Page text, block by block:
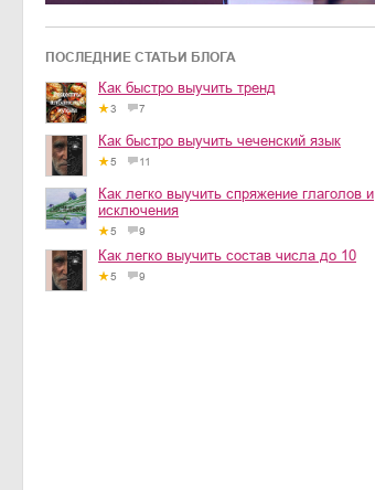
ПОСЛЕДНИЕ СТАТЬИ БЛОГА
Как быстро выучить тренд
3 7
Как быстро выучить чеченский язык
5 11
Как легко выучить спряжение глаголов и
исключения
5 9
Как легко выучить состав числа до 10
5 9